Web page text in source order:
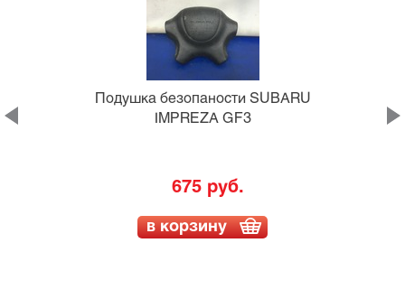
Подушка безопаности SUBARU
IMPREZA GF3
675 руб.
в корзину